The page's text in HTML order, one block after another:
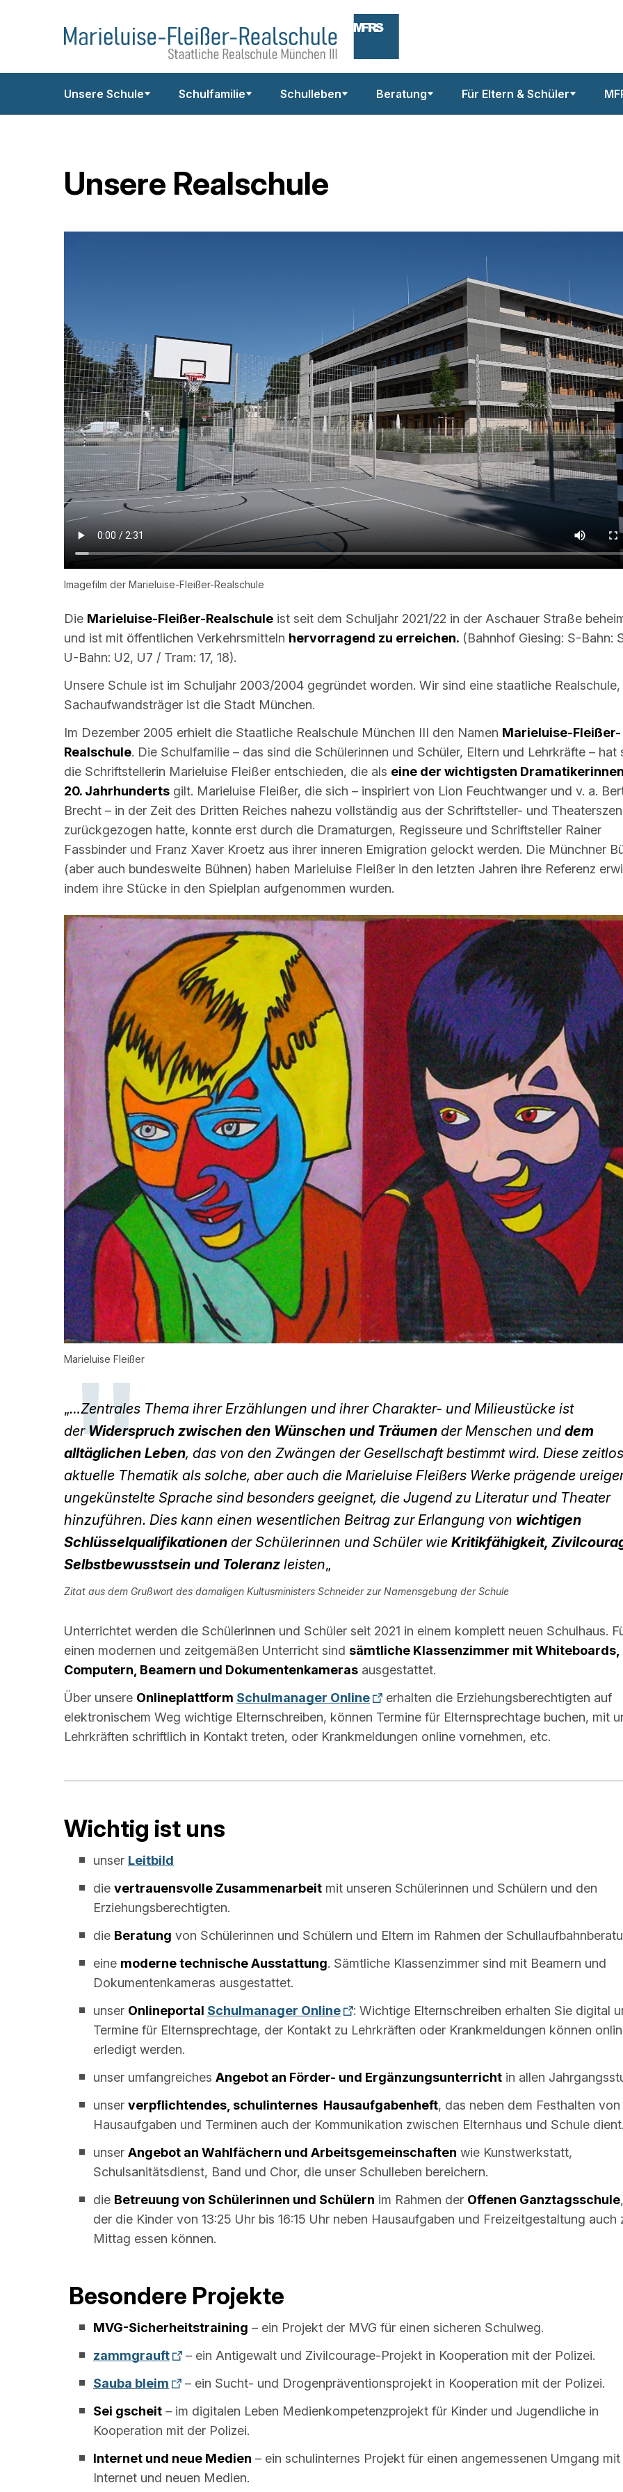
Fleißer-
Unsere Schule Schulfamilie Schulleben Beratung Für Eltern & Schüler
Unsere Realschule
Imagefilm der Marieluise-Fleißer-Realschule
Die Marieluise-Fleißer-Realschule ist seit dem Schuljahr 2021/22 in der Aschauer Straße
und ist mit öffentlichen Verkehrsmitteln hervorragend zu erreichen. (Bahnhof Giesing: S-Bahn:
U-Bahn: U2, U7 / Tram: 17, 18).
Unsere Schule ist im Schuljahr 2003/2004 gegründet worden. Wir sind eine staatliche Realschule,
Sachaufwandsträger ist die Stadt München.
Im Dezember 2005 erhielt die Staatliche Realschule München III den Namen Marieluise-Fleißer-
Realschule. Die Schulfamilie – das sind die Schülerinnen und Schüler, Eltern und Lehrkräfte – hat
die Schriftstellerin Marieluise Fleißer entschieden, die als eine der wichtigsten
20. Jahrhunderts gilt. Marieluise Fleißer, die sich – inspiriert von Lion Feuchtwanger und v. a.
Brecht – in der Zeit des Dritten Reiches nahezu vollständig aus der Schriftsteller- und
zurückgezogen hatte, konnte erst durch die Dramaturgen, Regisseure und Schriftsteller Rainer
Fassbinder und Franz Xaver Kroetz aus ihrer inneren Emigration gelockt werden. Die Münchner
(aber auch bundesweite Bühnen) haben Marieluise Fleißer in den letzten Jahren ihre Referenz
indem ihre Stücke in den Spielplan aufgenommen wurden.
Marieluise Fleißer
„…Zentrales Thema ihrer Erzählungen und ihrer Charakter- und Milieustücke ist
derWiderspruch zwischen den Wünschen und Träumen der Menschen und dem
alltäglichen Leben, das von den Zwängen der Gesellschaft bestimmt wird. Diese zeitlos
aktuelle Thematik als solche, aber auch die Marieluise Fleißers Werke prägende
ungekünstelte Sprache sind besonders geeignet, die Jugend zu Literatur und Theater
hinzuführen. Dies kann einen wesentlichen Beitrag zur Erlangung von wichtigen
Schlüsselqualifikationen der Schülerinnen und Schüler wie Kritikfähigkeit,
Selbstbewusstsein und Toleranz leisten„
Zitat aus dem Grußwort des damaligen Kultusministers Schneider zur Namensgebung der Schule
Unterrichtet werden die Schülerinnen und Schüler seit 2021 in einem komplett neuen Schulhaus.
einen modernen und zeitgemäßen Unterricht sind sämtliche Klassenzimmer mit Whiteboards,
Computern, Beamern und Dokumentenkameras ausgestattet.
Über unsere Onlineplattform Schulmanager Online
erhalten die Erziehungsberechtigten auf
elektronischem Weg wichtige Elternschreiben, können Termine für Elternsprechtage buchen, mit
Lehrkräften schriftlich in Kontakt treten, oder Krankmeldungen online vornehmen, etc.
Wichtig ist uns
unser Leitbild
die vertrauensvolle Zusammenarbeit mit unseren Schülerinnen und Schülern und den
Erziehungsberechtigten.
die Beratung von Schülerinnen und Schülern und Eltern im Rahmen der
eine moderne technische Ausstattung. Sämtliche Klassenzimmer sind mit Beamern und
Dokumentenkameras ausgestattet.
unser Onlineportal Schulmanager Online
: Wichtige Elternschreiben erhalten Sie digital
Termine für Elternsprechtage, der Kontakt zu Lehrkräften oder Krankmeldungen können
erledigt werden.
unser umfangreiches Angebot an Förder- und Ergänzungsunterricht in allen
unser verpflichtendes, schulinternes Hausaufgabenheft, das neben dem Festhalten von
Hausaufgaben und Terminen auch der Kommunikation zwischen Elternhaus und Schule dient.
unser Angebot an Wahlfächern und Arbeitsgemeinschaften wie Kunstwerkstatt,
Schulsanitätsdienst, Band und Chor, die unser Schulleben bereichern.
die Betreuung von Schülerinnen und Schülern im Rahmen der Offenen Ganztagsschule
der die Kinder von 13:25 Uhr bis 16:15 Uhr neben Hausaufgaben und Freizeitgestaltung auch
Mittag essen können.
Besondere Projekte
MVG-Sicherheitstraining – ein Projekt der MVG für einen sicheren Schulweg.
zammgrauft
– ein Antigewalt und Zivilcourage-Projekt in Kooperation mit der Polizei.
Sauba bleim
– ein Sucht- und Drogenpräventionsprojekt in Kooperation mit der Polizei.
Sei gscheit – im digitalen Leben Medienkompetenzprojekt für Kinder und Jugendliche in
Kooperation mit der Polizei.
Internet und neue Medien – ein schulinternes Projekt für einen angemessenen Umgang mit
Internet und neuen Medien.